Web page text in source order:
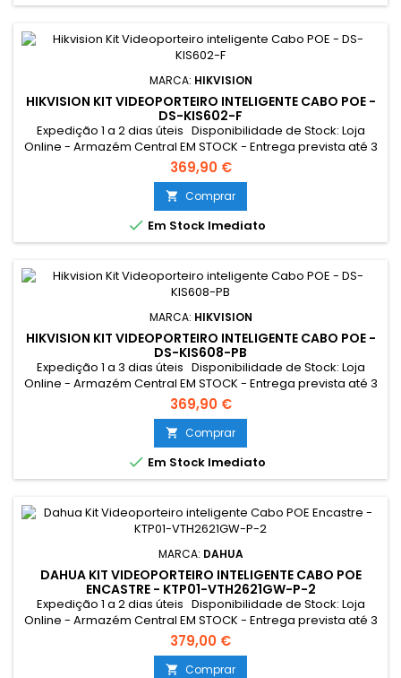
MARCA: HIKVISION
HIKVISION KIT VIDEOPORTEIRO INTELIGENTE CABO POE -
DS-KIS602-F
Expedição 1 a 2 dias úteis Disponibilidade de Stock: Loja
Online - Armazém Central EM STOCK - Entrega prevista até 3
dias úteis Loja Braga - Rua António Fernandes Ferreira
Gomes EM STOCK Campanha válida entre 02/12 a
31/12/2025 Limitado ao stock existente Resumo:
*Conexão Monitor e Intercomunicador Exterior: Cabo UTP
POE Tocaram à...
369,90 €
 Comprar
 Em Stock Imediato
MARCA: HIKVISION
HIKVISION KIT VIDEOPORTEIRO INTELIGENTE CABO POE -
DS-KIS608-PB
Expedição 1 a 3 dias úteis Disponibilidade de Stock: Loja
Online - Armazém Central EM STOCK - Entrega prevista até 3
dias úteis Loja Braga - Rua António Fernandes Ferreira
Gomes SEM STOCK - Por encomenda - chegada até 2 dias
úteis Resumo: Kit de videoporteiro com Switch POE 4ch
Tecnologia IP & WiFi Placa e monitor | Permite 16...
369,90 €
 Comprar
 Em Stock Imediato
MARCA: DAHUA
DAHUA KIT VIDEOPORTEIRO INTELIGENTE CABO POE
ENCASTRE - KTP01-VTH2621GW-P-2
Expedição 1 a 2 dias úteis Disponibilidade de Stock: Loja
Online - Armazém Central EM STOCK - Entrega prevista até 3
dias úteis Loja Braga - Rua António Fernandes Ferreira
Gomes EM STOCK
379,00 €
 Comprar